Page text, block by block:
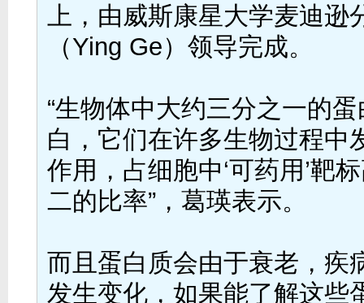
上，由威斯康星大学麦迪逊
（Ying Ge）领导完成。
“生物体中大约三分之一的
白，它们在许多生物过程中
作用，占细胞中‘可药用’靶
二的比率”，葛瑛表示。
而且蛋白质会由于衰老，疾
发生变化，如果能了解这些